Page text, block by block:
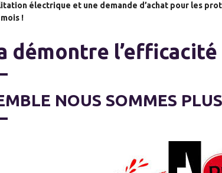
électrique et une demande d’achat pour les
!
démontre l’efficacité
NOUS SOMMES